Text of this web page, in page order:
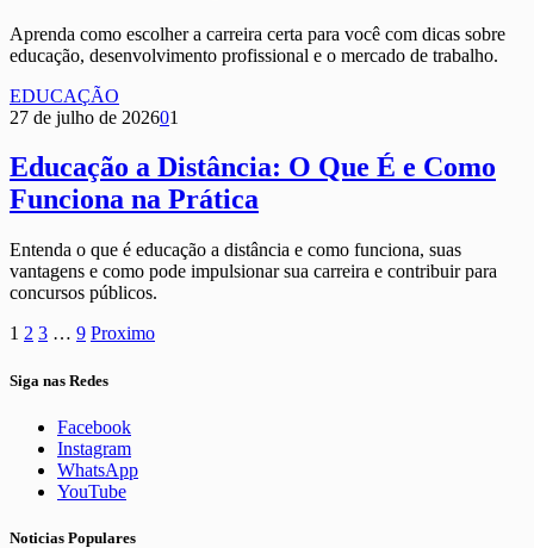
Aprenda como escolher a carreira certa para você com dicas sobre
educação, desenvolvimento profissional e o mercado de trabalho.
EDUCAÇÃO
27 de julho de 202601
Educação a Distância: O Que É e Como
Funciona na Prática
Entenda o que é educação a distância e como funciona, suas
vantagens e como pode impulsionar sua carreira e contribuir para
concursos públicos.
1 2 3 … 9 Proximo
Siga nas Redes
Facebook
Instagram
WhatsApp
YouTube
Noticias Populares